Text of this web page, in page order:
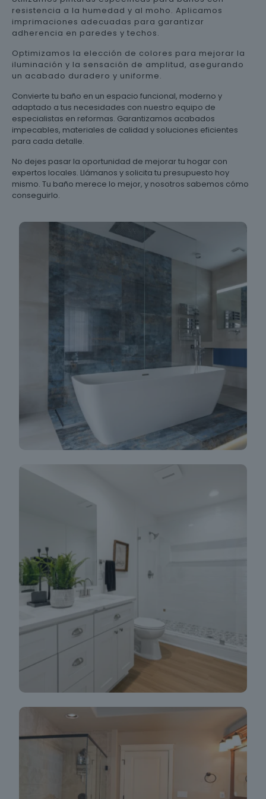
resistencia a la humedad y al moho. Aplicamos
imprimaciones adecuadas para garantizar
adherencia en paredes y techos.
Optimizamos la elección de colores para mejorar la
iluminación y la sensación de amplitud, asegurando
un acabado duradero y uniforme.
Convierte tu baño en un espacio funcional, moderno y
adaptado a tus necesidades con nuestro equipo de
especialistas en reformas. Garantizamos acabados
impecables, materiales de calidad y soluciones eficientes
para cada detalle.
No dejes pasar la oportunidad de mejorar tu hogar con
expertos locales. Llámanos y solicita tu presupuesto hoy
mismo. Tu baño merece lo mejor, y nosotros sabemos cómo
conseguirlo.